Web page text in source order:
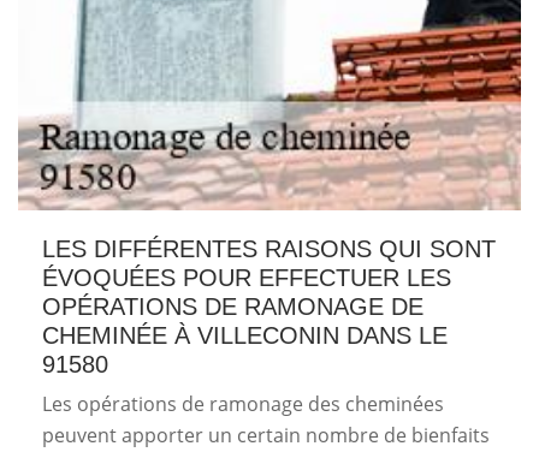
LES DIFFÉRENTES RAISONS QUI SONT
ÉVOQUÉES POUR EFFECTUER LES
OPÉRATIONS DE RAMONAGE DE
CHEMINÉE À VILLECONIN DANS LE
91580
Les opérations de ramonage des cheminées
peuvent apporter un certain nombre de bienfaits